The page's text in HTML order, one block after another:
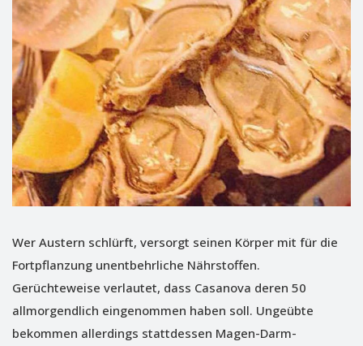
Wer Austern schlürft, versorgt seinen Körper mit für die
Fortpflanzung unentbehrliche Nährstoffen.
Gerüchteweise verlautet, dass Casanova deren 50
allmorgendlich eingenommen haben soll. Ungeübte
bekommen allerdings stattdessen Magen-Darm-